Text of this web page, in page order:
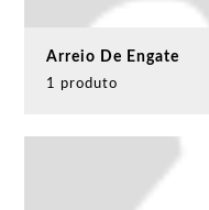
Arreio De Engate
1 produto